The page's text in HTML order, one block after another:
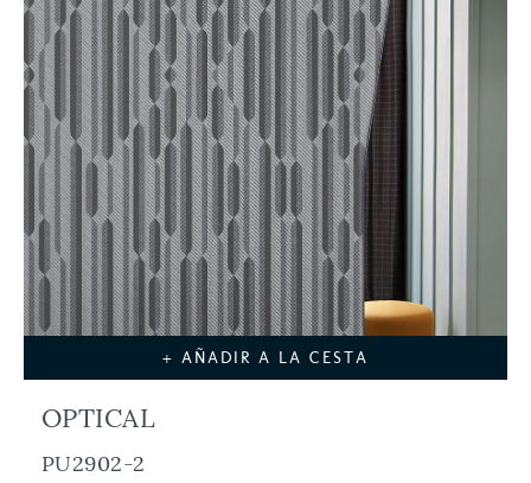
+ AÑADIR A LA CESTA
OPTICAL
PU2902-2